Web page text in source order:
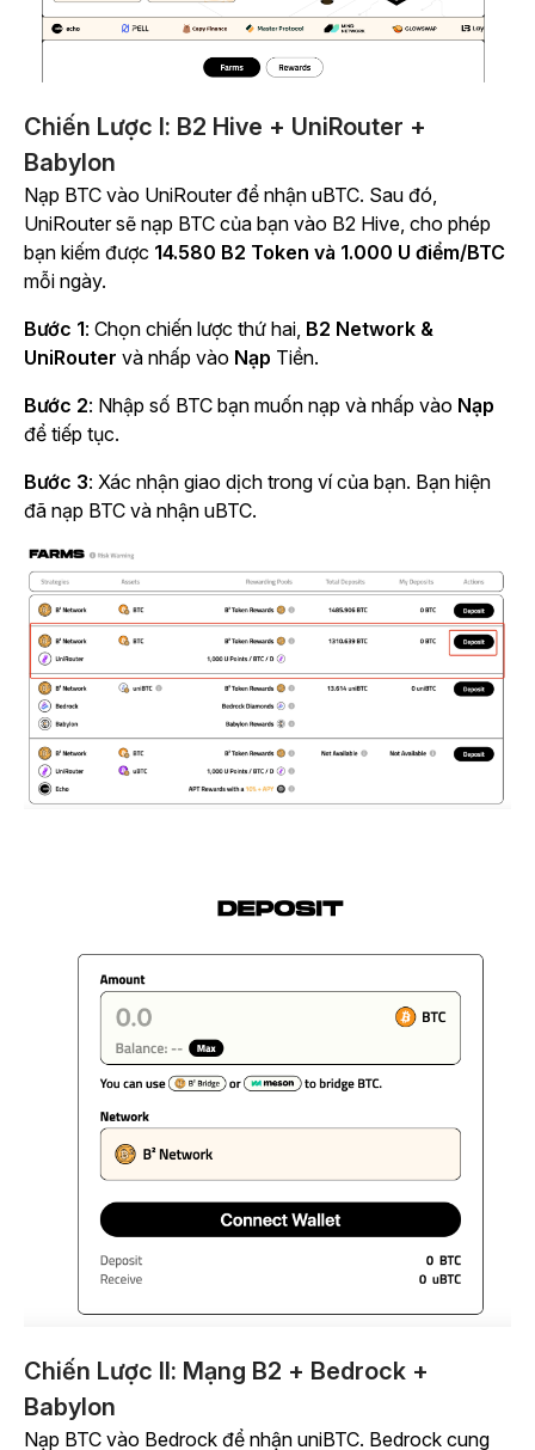
Chiến Lược I: B2 Hive + UniRouter +
Babylon
Nạp BTC vào UniRouter để nhận uBTC. Sau đó,
UniRouter sẽ nạp BTC của bạn vào B2 Hive, cho phép
bạn kiếm được 14.580 B2 Token và 1.000 U điểm/BTC
mỗi ngày.
Bước 1: Chọn chiến lược thứ hai, B2 Network &
UniRouter và nhấp vào Nạp Tiền.
Bước 2: Nhập số BTC bạn muốn nạp và nhấp vào Nạp
để tiếp tục.
Bước 3: Xác nhận giao dịch trong ví của bạn. Bạn hiện
đã nạp BTC và nhận uBTC.
Chiến Lược II: Mạng B2 + Bedrock +
Babylon
Nạp BTC vào Bedrock để nhận uniBTC. Bedrock cung